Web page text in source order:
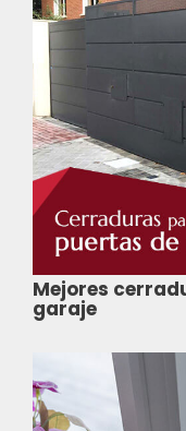
Mejores
garaje